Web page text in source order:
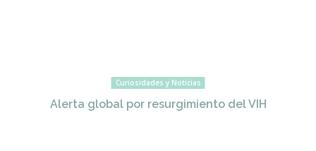
Curiosidades y Noticias
Alerta global por resurgimiento del VIH